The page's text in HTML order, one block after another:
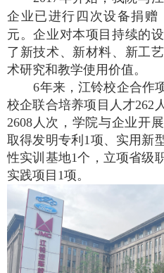
企业已进行四次设备捐赠
元。企业对本项目持续的
了新技术、新材料、新工
术研究和教学使用价值。
6年来，江铃校企合作
校企联合培养项目人才262
2608 人次，学院与企业开
取得发明专利 1项、实用新
性实训基地1个，立项省级
实践项目 1项。